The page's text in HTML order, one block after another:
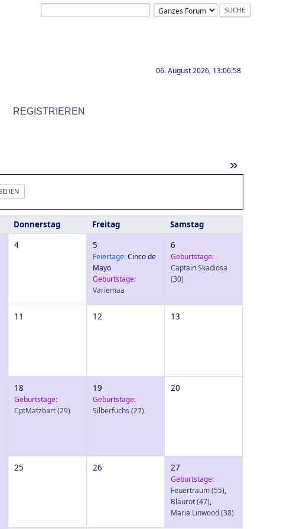
06. August 2026, 13:06:58
REGISTRIEREN
»
Donnerstag Freitag Samstag
4 5
Feiertage:Cinco de
Mayo
Geburtstage:
Variemaa
6
Geburtstage:
Captain Skadiosa
(30)
11 12 13
18
Geburtstage:
CptMatzbart(29)
19
Geburtstage:
Silberfuchs (27)
20
25 26 27
Geburtstage:
Feuertraum(55),
Blaurot(47),
Maria Linwood(38)